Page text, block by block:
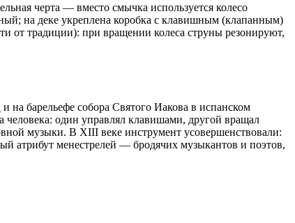
черта — вместо смычка используется колесо
на деке укреплена коробка с клавишным (клапанным)
от традиции): при вращении колеса струны резонируют,
и на барельефе собора Святого Иакова в испанском
человека: один управлял клавишами, другой вращал
музыки. В XIII веке инструмент усовершенствовали:
атрибут менестрелей — бродячих музыкантов и поэтов,